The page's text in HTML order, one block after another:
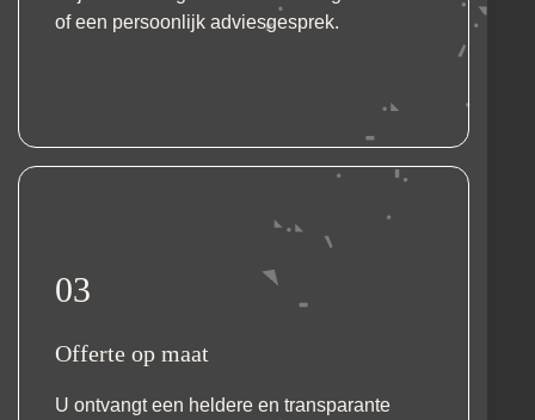
of een persoonlijk adviesgesprek.
03
Offerte op maat
U ontvangt een heldere en transparante